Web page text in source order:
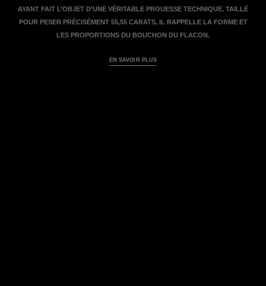
AYANT FAIT L’OBJET D’UNE VÉRITABLE PROUESSE TECHNIQUE. TAILLÉ
POUR PESER PRÉCISÉMENT 55,55 CARATS, IL RAPPELLE LA FORME ET
LES PROPORTIONS DU BOUCHON DU FLACON.
EN SAVOIR PLUS